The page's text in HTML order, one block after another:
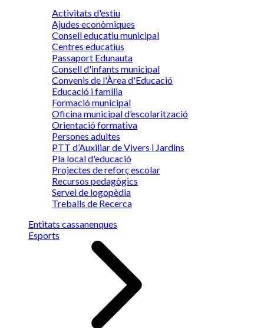
Activitats d'estiu
Ajudes econòmiques
Consell educatiu municipal
Centres educatius
Passaport Edunauta
Consell d'infants municipal
Convenis de l'Àrea d'Educació
Educació i família
Formació municipal
Oficina municipal d’escolarització
Orientació formativa
Persones adultes
PTT d’Auxiliar de Vivers i Jardins
Pla local d'educació
Projectes de reforç escolar
Recursos pedagògics
Servei de logopèdia
Treballs de Recerca
Entitats cassanenques
Esports